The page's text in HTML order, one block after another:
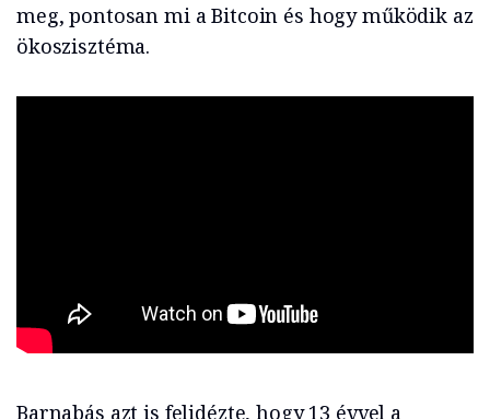
meg, pontosan mi a Bitcoin és hogy működik az
ökoszisztéma.
Barnabás azt is felidézte, hogy 13 évvel a